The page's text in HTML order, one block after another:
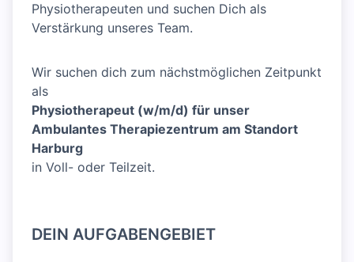
Physiotherapeuten und suchen Dich als
Verstärkung unseres Team.
Wir suchen dich zum nächstmöglichen Zeitpunkt
als
Physiotherapeut (w/m/d) für unser
Ambulantes Therapiezentrum am Standort
Harburg
in Voll- oder Teilzeit.
DEIN AUFGABENGEBIET